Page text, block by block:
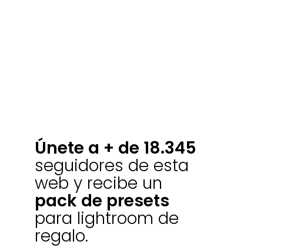
Únete a + de 18.345
seguidores de esta
web y recibe un
pack de presets
para lightroom de
regalo.